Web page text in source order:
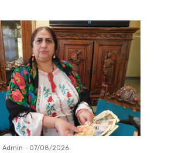
Admin - 07/08/2026